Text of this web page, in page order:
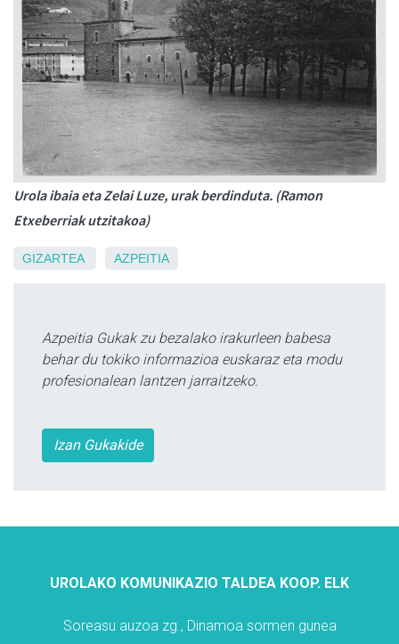
Urola ibaia eta Zelai Luze, urak berdinduta. (Ramon
Etxeberriak utzitakoa)
GIZARTEA AZPEITIA
Azpeitia Gukak zu bezalako irakurleen babesa
behar du tokiko informazioa euskaraz eta modu
profesionalean lantzen jarraitzeko.
Izan Gukakide
UROLAKO KOMUNIKAZIO TALDEA KOOP. ELK
Soreasu auzoa zg., Dinamoa sormen gunea